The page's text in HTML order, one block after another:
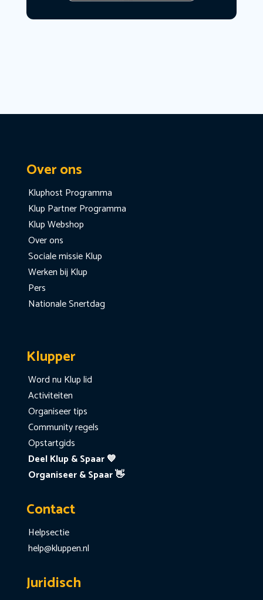
Over ons
Kluphost Programma
Klup Partner Programma
Klup Webshop
Over ons
Sociale missie Klup
Werken bij Klup
Pers
Nationale Snertdag
Klupper
Word nu Klup lid
Activiteiten
Organiseer tips
Community regels
Opstartgids
Deel Klup & Spaar 💙
Organiseer & Spaar 👋
Contact
Helpsectie
help@kluppen.nl
Juridisch